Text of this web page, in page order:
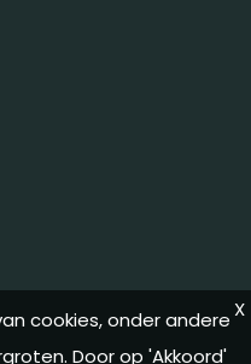
cookies, onder andere
Door op 'Akkoord'
X